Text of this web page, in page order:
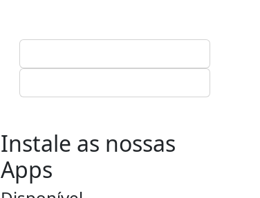
Instale as nossas
Apps